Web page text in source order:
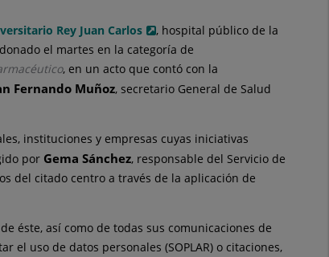
Rey Juan Carlos
, hospital público de la
el martes en la categoría de
, en un acto que contó con la
Fernando Muñoz, secretario General de Salud
instituciones y empresas cuyas iniciativas
por Gema Sánchez, responsable del Servicio de
del citado centro a través de la aplicación de
éste, así como de todas sus comunicaciones de
uso de datos personales (SOPLAR) o citaciones,